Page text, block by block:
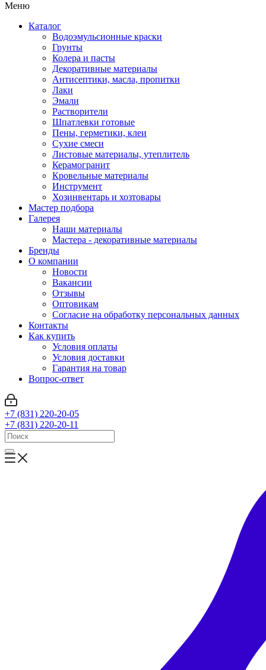
Меню
Каталог
Водоэмульсионные краски
Грунты
Колера и пасты
Декоративные материалы
Антисептики, масла, пропитки
Лаки
Эмали
Растворители
Шпатлевки готовые
Пены, герметики, клеи
Сухие смеси
Листовые материалы, утеплитель
Керамогранит
Кровельные материалы
Инструмент
Хозинвентарь и хозтовары
Мастер подбора
Галерея
Наши материалы
Мастера - декоративные материалы
Бренды
О компании
Новости
Вакансии
Отзывы
Оптовикам
Cогласие на обработку персональных данных
Контакты
Как купить
Условия оплаты
Условия доставки
Гарантия на товар
Вопрос-ответ
+7 (831) 220-20-05
+7 (831) 220-20-11